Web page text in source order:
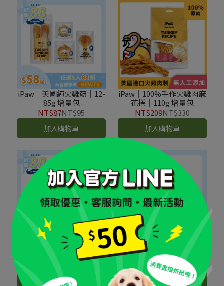
iPaw｜美國純火雞筋｜12-
85g 增量包
NT$87NT$95
加入購物車
iPaw｜100%手作火雞肉麻
花捲｜110g 增量包
NT$209NT$330
加入購物車
iPaw｜火雞筋軟肉條｜
100g 增量包
NT$312
NT$350
加入購物車
iPaw｜ 奧利塔頂級橄欖油
軟零食｜100g 增量包
NT$275NT$330
加入購物車